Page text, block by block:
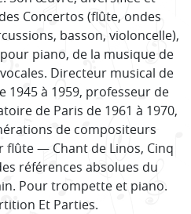
Concertos (flûte, ondes
basson, violoncelle),
piano, de la musique de
Directeur musical de
1945 à 1959, professeur de
de Paris de 1961 à 1970,
de compositeurs
flûte — Chant de Linos, Cinq
références absolues du
Pour trompette et piano.
Et Parties.